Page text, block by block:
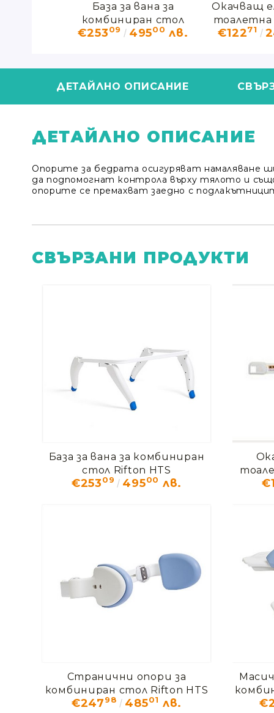
База за вана за
комбиниран стол
Rifton HTS
€25309 49500 лв.
Окачващ
тоалетна
€12271
ДЕТАЙЛНО ОПИСАНИЕ
ДЕТАЙЛНО ОПИСАНИЕ
Опорите за бедрата осигуряват намаляване
да подпомогнат контрола върху тялото и
опорите се премахват заедно с
СВЪРЗАНИ ПРОДУКТИ
База за вана за комбиниран
стол Rifton HTS
€25309 49500 лв.
Странични опори за
комбиниран стол Rifton HTS
€24798 48501 лв.